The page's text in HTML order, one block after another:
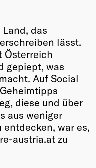
das
lässt.
Österreich
gepiept, was
Auf Social
diese und über
aus weniger
war es,
austria.at zu